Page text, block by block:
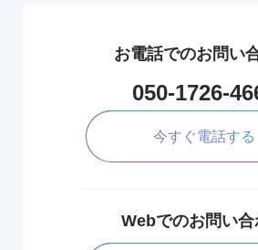
お電話でのお問い
050-1726-
今すぐ電話する
Webでのお問い合